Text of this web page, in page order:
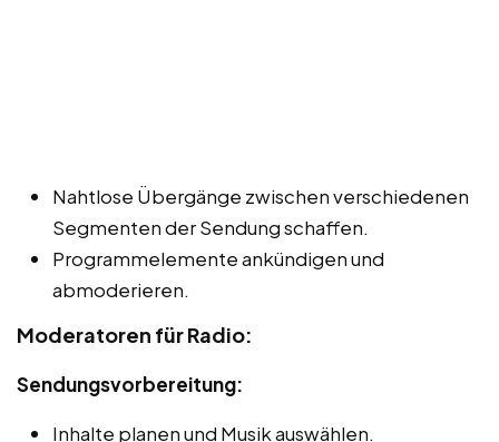
Nahtlose Übergänge zwischen verschiedenen
Segmenten der Sendung schaffen.
Programmelemente ankündigen und
abmoderieren.
Moderatoren für Radio:
Sendungsvorbereitung:
Inhalte planen und Musik auswählen.